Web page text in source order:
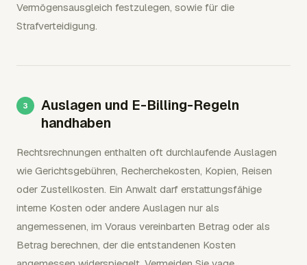
Vermögensausgleich festzulegen, sowie für die
Strafverteidigung.
Auslagen und E-Billing-Regeln
handhaben
Rechtsrechnungen enthalten oft durchlaufende Auslagen
wie Gerichtsgebühren, Recherchekosten, Kopien, Reisen
oder Zustellkosten. Ein Anwalt darf erstattungsfähige
interne Kosten oder andere Auslagen nur als
angemessenen, im Voraus vereinbarten Betrag oder als
Betrag berechnen, der die entstandenen Kosten